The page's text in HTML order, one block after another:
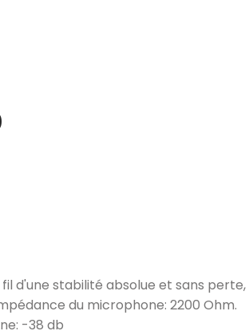
d'une stabilité absolue et sans perte,
du microphone: 2200 Ohm.
-38 db